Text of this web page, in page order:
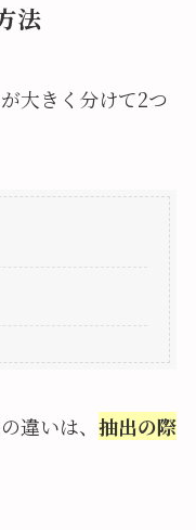
法
大きく分けて2つ
違いは、 抽出の際